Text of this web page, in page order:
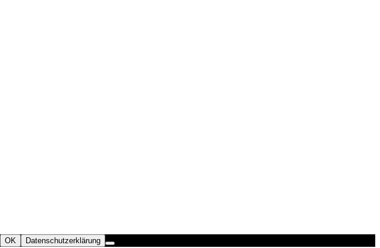
OK Datenschutzerklärung